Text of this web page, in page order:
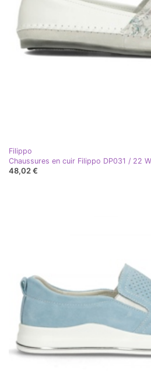
Filippo
Chaussures en cuir Filippo DP031 / 22
48,02 €